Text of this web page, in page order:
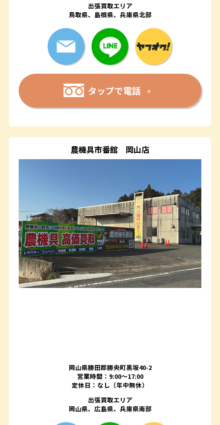
出張買取エリア
鳥取県、島根県、兵庫県北部
タップで電話
農機具市番館 岡山店
岡山県勝田郡勝央町黒坂40-2
営業時間：9:00～17:00
定休日：なし（年中無休）
出張買取エリア
岡山県、広島県、兵庫県南部